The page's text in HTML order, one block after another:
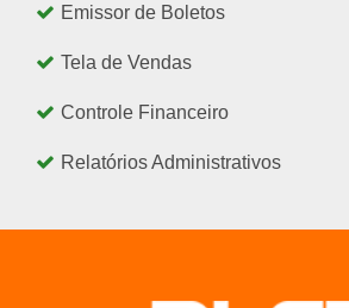
Emissor de Boletos
Tela de Vendas
Controle Financeiro
Relatórios Administrativos